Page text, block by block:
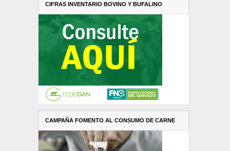
CIFRAS INVENTARIO BOVINO Y BUFALINO
CAMPAÑA FOMENTO AL CONSUMO DE CARNE